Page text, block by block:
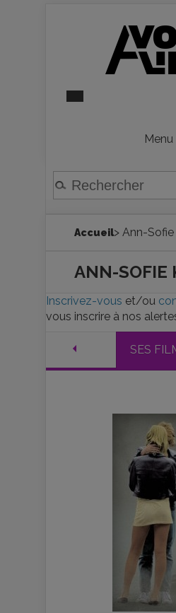
Menu
Accueil> Ann-Sofie
ANN-SOFIE
Inscrivez-vous et/ou
vous inscrire à nos
SES